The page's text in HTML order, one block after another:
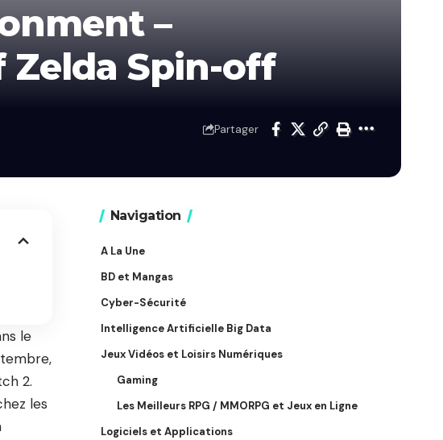
–
Zelda Spin-off
Partager
le
2.
les
Navigation
A La Une
BD et Mangas
Cyber-Sécurité
Intelligence Artificielle Big Data
Jeux Vidéos et Loisirs Numériques
Gaming
Les Meilleurs RPG / MMORPG et Jeux en Ligne
Logiciels et Applications